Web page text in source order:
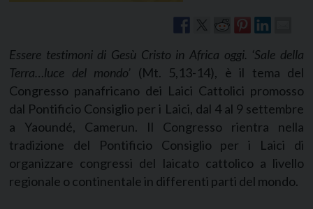
Essere testimoni di Gesù Cristo in Africa oggi. ‘Sale della
Terra…luce del mondo’ (Mt. 5,13-14), è il tema del
Congresso panafricano dei Laici Cattolici promosso
dal Pontificio Consiglio per i Laici, dal 4 al 9 settembre
a Yaoundé, Camerun. Il Congresso rientra nella
tradizione del Pontificio Consiglio per i Laici di
organizzare congressi del laicato cattolico a livello
regionale o continentale in differenti parti del mondo.